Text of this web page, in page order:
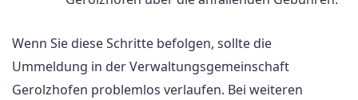
Wenn Sie diese Schritte befolgen, sollte die
Ummeldung in der Verwaltungsgemeinschaft
Gerolzhofen problemlos verlaufen. Bei weiteren